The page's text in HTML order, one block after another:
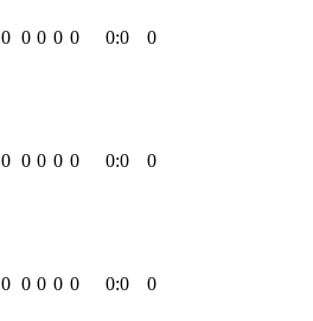
0 0 0 0 0 0:0 0
0 0 0 0 0 0:0 0
0 0 0 0 0 0:0 0